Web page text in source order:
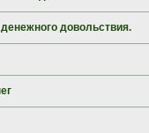
довольствия.